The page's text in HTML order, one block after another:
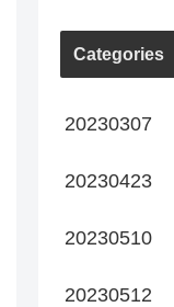
Categories
20230307
20230423
20230510
20230512